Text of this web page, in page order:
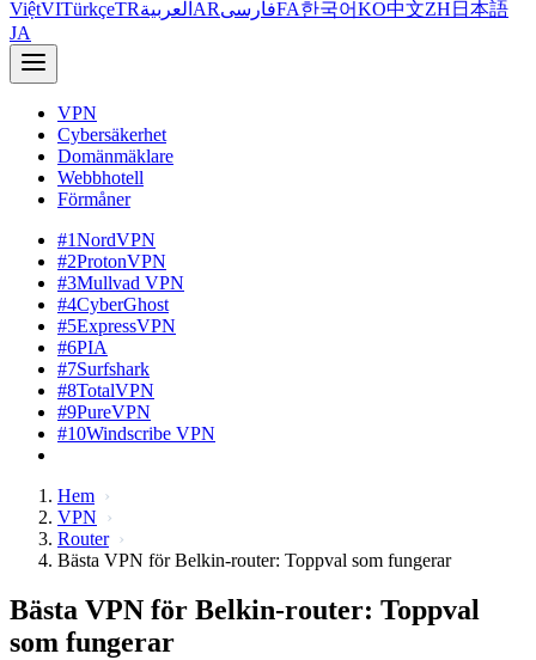
ViệtVITürkçeTRالعربية ARفارسیFA한국어KO中文ZH 日本語
JA
VPN
Cybersäkerhet
Domänmäklare
Webbhotell
Förmåner
#1NordVPN
#2ProtonVPN
#3Mullvad VPN
#4CyberGhost
#5ExpressVPN
#6PIA
#7Surfshark
#8TotalVPN
#9PureVPN
#10Windscribe VPN
Hem
VPN
Router
Bästa VPN för Belkin-router: Toppval som fungerar
Bästa VPN för Belkin-router: Toppval
som fungerar